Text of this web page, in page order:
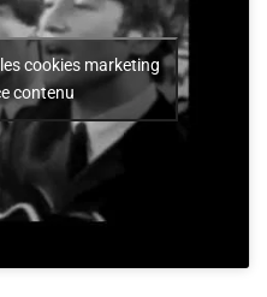
cookies marketing
contenu